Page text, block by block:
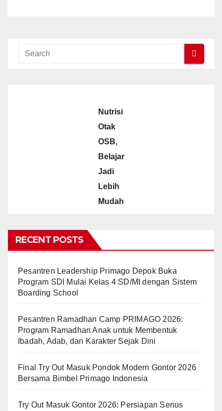
Nutrisi
Otak
OSB,
Belajar
Jadi
Lebih
Mudah
RECENT POSTS
Pesantren Leadership Primago Depok Buka
Program SDI Mulai Kelas 4 SD/MI dengan Sistem
Boarding School
Pesantren Ramadhan Camp PRIMAGO 2026:
Program Ramadhan Anak untuk Membentuk
Ibadah, Adab, dan Karakter Sejak Dini
Final Try Out Masuk Pondok Modern Gontor 2026
Bersama Bimbel Primago Indonesia
Try Out Masuk Gontor 2026: Persiapan Serius